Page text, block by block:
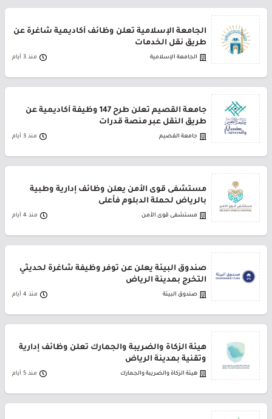
الجامعة الإسلامية تعلن وظائف أكاديمية شاغرة عن
طريق نقل الخدمات
الجامعة الإسلامية منذ 3 أيام
جامعة القصيم تعلن طرح 147 وظيفة أكاديمية عن
طريق النقل عبر منصة قدرات
جامعة القصيم منذ 3 أيام
مستشفى قوى الأمن يعلن وظائف إدارية وطبية
بالرياض لحملة الدبلوم فأعلى
مستشفى قوى الأمن منذ 4 أيام
صندوق البيئة يعلن عن توفر وظيفة شاغرة لحديثي
التخرج بمدينة الرياض
صندوق البيئة منذ 4 أيام
هيئة الزكاة والضريبة والجمارك تعلن وظائف إدارية
وتقنية بمدينة الرياض
هيئة الزكاة والضريبة والجمارك منذ 5 أيام